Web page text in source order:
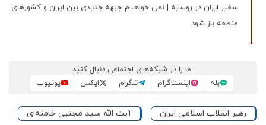
سفیر ایران در روسیه | نمی خواهیم جبهه جدیدی بین ایران و کشورهای
منطقه باز شود
ما را در شبکه‌های اجتماعی دنبال کنید
بله
اینستاگرام تلگرام ایکس یوتیوب
رهبر انقلاب اسلامی ایران
آیت الله سید مجتبی خامنه‌ای